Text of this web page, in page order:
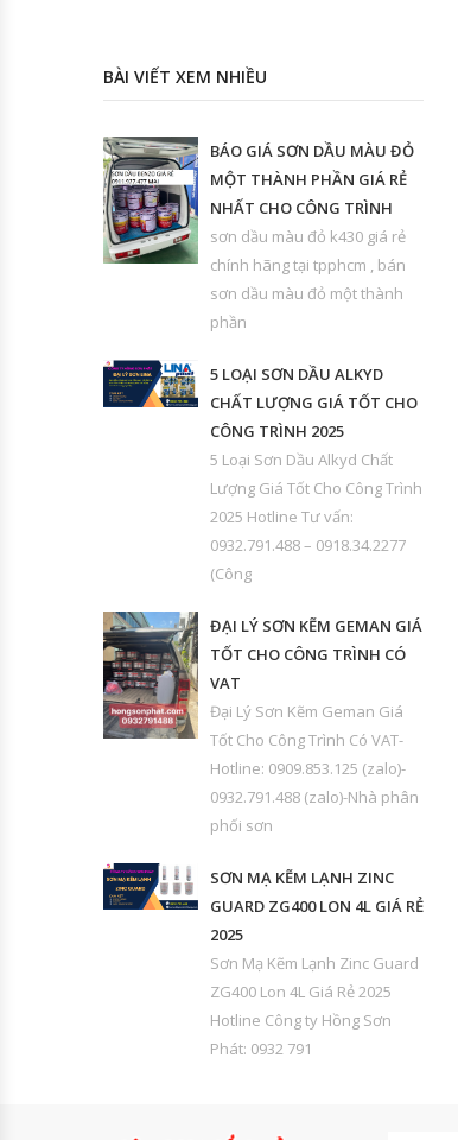
BÀI VIẾT XEM NHIỀU
BÁO GIÁ SƠN DẦU MÀU ĐỎ
MỘT THÀNH PHẦN GIÁ RẺ
NHẤT CHO CÔNG TRÌNH
sơn dầu màu đỏ k430 giá rẻ
chính hãng tại tpphcm , bán
sơn dầu màu đỏ một thành
phần
5 LOẠI SƠN DẦU ALKYD
CHẤT LƯỢNG GIÁ TỐT CHO
CÔNG TRÌNH 2025
5 Loại Sơn Dầu Alkyd Chất
Lượng Giá Tốt Cho Công Trình
2025 Hotline Tư vấn:
0932.791.488 – 0918.34.2277
(Công
ĐẠI LÝ SƠN KẼM GEMAN GIÁ
TỐT CHO CÔNG TRÌNH CÓ
VAT
Đại Lý Sơn Kẽm Geman Giá
Tốt Cho Công Trình Có VAT-
Hotline: 0909.853.125 (zalo)-
0932.791.488 (zalo)-Nhà phân
phối sơn
SƠN MẠ KẼM LẠNH ZINC
GUARD ZG400 LON 4L GIÁ RẺ
2025
Sơn Mạ Kẽm Lạnh Zinc Guard
ZG400 Lon 4L Giá Rẻ 2025
Hotline Công ty Hồng Sơn
Phát: 0932 791